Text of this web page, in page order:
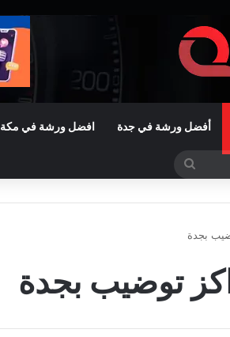
أفضل ورشة في جدة افضل ورشة في مكة
بجدة
توضيب بجدة